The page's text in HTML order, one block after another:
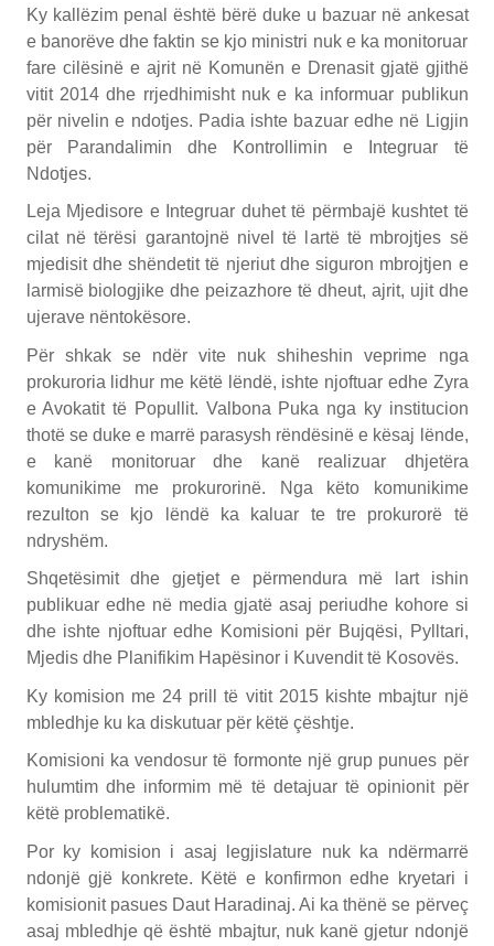
Ky kallëzim penal është bërë duke u bazuar në ankesat
e banorëve dhe faktin se kjo ministri nuk e ka monitoruar
fare cilësinë e ajrit në Komunën e Drenasit gjatë gjithë
vitit 2014 dhe rrjedhimisht nuk e ka informuar publikun
për nivelin e ndotjes. Padia ishte bazuar edhe në Ligjin
për Parandalimin dhe Kontrollimin e Integruar të
Ndotjes.
Leja Mjedisore e Integruar duhet të përmbajë kushtet të
cilat në tërësi garantojnë nivel të lartë të mbrojtjes së
mjedisit dhe shëndetit të njeriut dhe siguron mbrojtjen e
larmisë biologjike dhe peizazhore të dheut, ajrit, ujit dhe
ujerave nëntokësore.
Për shkak se ndër vite nuk shiheshin veprime nga
prokuroria lidhur me këtë lëndë, ishte njoftuar edhe Zyra
e Avokatit të Popullit. Valbona Puka nga ky institucion
thotë se duke e marrë parasysh rëndësinë e kësaj lënde,
e kanë monitoruar dhe kanë realizuar dhjetëra
komunikime me prokurorinë. Nga këto komunikime
rezulton se kjo lëndë ka kaluar te tre prokurorë të
ndryshëm.
Shqetësimit dhe gjetjet e përmendura më lart ishin
publikuar edhe në media gjatë asaj periudhe kohore si
dhe ishte njoftuar edhe Komisioni për Bujqësi, Pylltari,
Mjedis dhe Planifikim Hapësinor i Kuvendit të Kosovës.
Ky komision me 24 prill të vitit 2015 kishte mbajtur një
mbledhje ku ka diskutuar për këtë çështje.
Komisioni ka vendosur të formonte një grup punues për
hulumtim dhe informim më të detajuar të opinionit për
këtë problematikë.
Por ky komision i asaj legjislature nuk ka ndërmarrë
ndonjë gjë konkrete. Këtë e konfirmon edhe kryetari i
komisionit pasues Daut Haradinaj. Ai ka thënë se përveç
asaj mbledhje që është mbajtur, nuk kanë gjetur ndonjë